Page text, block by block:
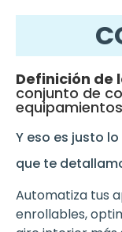
Definición de
conjunto de
Y eso es justo
que te
Automatiza tus
enrollables,